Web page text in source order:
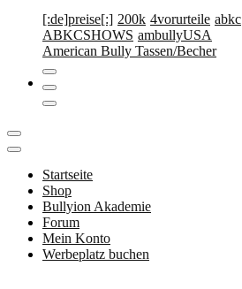
[:de]preise[:] 200k 4vorurteile abkc
ABKCSHOWS ambullyUSA
American Bully Tassen/Becher
Startseite
Shop
Bullyion Akademie
Forum
Mein Konto
Werbeplatz buchen